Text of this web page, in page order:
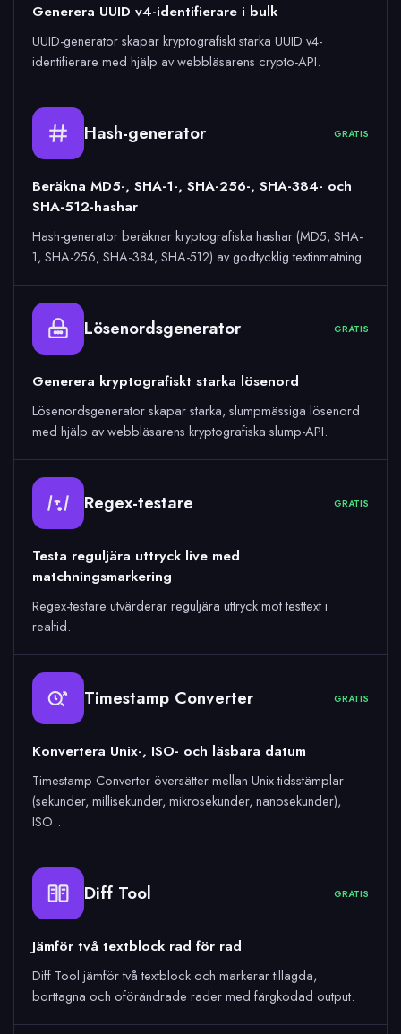
Generera UUID v4-identifierare i bulk
UUID-generator skapar kryptografiskt starka UUID v4-
identifierare med hjälp av webbläsarens crypto-API.
Hash-generator GRATIS
Beräkna MD5-, SHA-1-, SHA-256-, SHA-384- och
SHA-512-hashar
Hash-generator beräknar kryptografiska hashar (MD5, SHA-
1, SHA-256, SHA-384, SHA-512) av godtycklig textinmatning.
Lösenordsgenerator GRATIS
Generera kryptografiskt starka lösenord
Lösenordsgenerator skapar starka, slumpmässiga lösenord
med hjälp av webbläsarens kryptografiska slump-API.
Regex-testare GRATIS
Testa reguljära uttryck live med
matchningsmarkering
Regex-testare utvärderar reguljära uttryck mot testtext i
realtid.
Timestamp Converter GRATIS
Konvertera Unix-, ISO- och läsbara datum
Timestamp Converter översätter mellan Unix-tidsstämplar
(sekunder, millisekunder, mikrosekunder, nanosekunder),
ISO…
Diff Tool GRATIS
Jämför två textblock rad för rad
Diff Tool jämför två textblock och markerar tillagda,
borttagna och oförändrade rader med färgkodad output.